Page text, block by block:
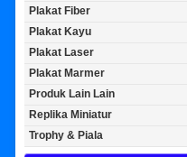
Plakat Fiber
Plakat Kayu
Plakat Laser
Plakat Marmer
Produk Lain Lain
Replika Miniatur
Trophy & Piala